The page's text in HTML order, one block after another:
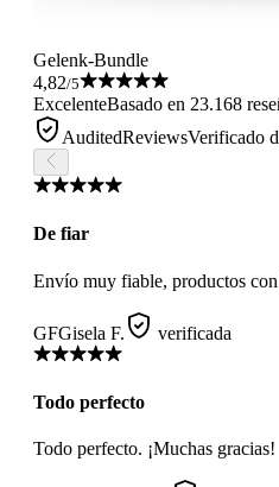
Gelenk-Bundle
4,82/5
ExcelenteBasado en 23.168
AuditedReviewsVerificado
De fiar
Envío muy fiable, productos
GFGisela F. verificada
Todo perfecto
Todo perfecto. ¡Muchas gracias!